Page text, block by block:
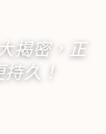
揭密，正
久！